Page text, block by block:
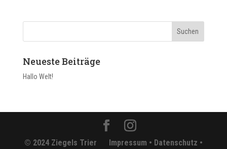
Neueste Beiträge
Hallo Welt!
© 2024 Ziegels Trier Impressum • Datenschutz •